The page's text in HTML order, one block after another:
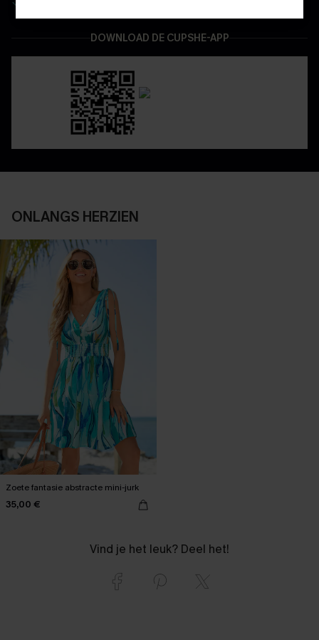
DOWNLOAD DE CUPSHE-APP
ONLANGS HERZIEN
Zoete fantasie abstracte mini-jurk
35,00 €
Vind je het leuk? Deel het!